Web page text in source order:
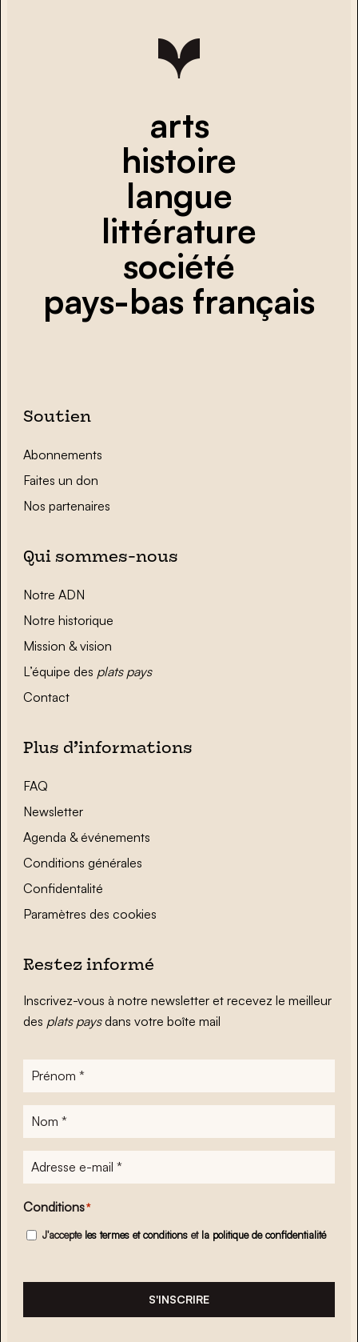
arts
histoire
langue
littérature
société
pays-bas français
Soutien
Abonnements
Faites un don
Nos partenaires
Qui sommes-nous
Notre ADN
Notre historique
Mission & vision
L’équipe des plats pays
Contact
Plus d’informations
FAQ
Newsletter
Agenda & événements
Conditions générales
Confidentalité
Paramètres des cookies
Restez informé
Inscrivez-vous à notre newsletter et recevez le meilleur
des plats paysdans votre boîte mail
Prénom
Nom
Adresse
e-
mail*
Conditions*
J'accepte les termes et conditions et la politique de confidentialité
S'INSCRIRE